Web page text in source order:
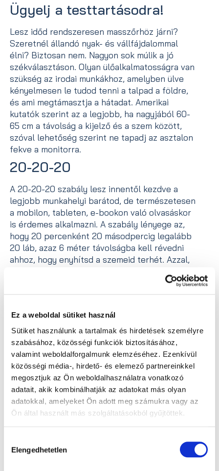
Ez a weboldal sütiket használ
Sütiket használunk a tartalmak és hirdetések személyre
szabásához, közösségi funkciók biztosításához,
valamint weboldalforgalmunk elemzéséhez. Ezenkívül
közösségi média-, hirdető- és elemező partnereinkkel
megosztjuk az Ön weboldalhasználatra vonatkozó
adatait, akik kombinálhatják az adatokat más olyan
adatokkal, amelyeket Ön adott meg számukra vagy az
Ön által használt más szolgáltatásokból gyűjtöttek.
kiválasztása
Elengedhetetlen
Ügyelj a testtartásodra!
Lesz időd rendszeresen masszőrhöz járni?
Szeretnél állandó nyak- és vállfájdalommal
élni? Biztosan nem. Nagyon sok múlik a jó
székválasztáson. Olyan ülőalkalmatosságra van
szükség az irodai munkákhoz, amelyben ülve
kényelmesen le tudod tenni a talpad a földre,
és ami megtámasztja a hátadat. Amerikai
kutatók szerint az a legjobb, ha nagyjából 60-
65 cm a távolság a kijelző és a szem között,
szóval lehetőség szerint ne tapadj az asztalon
fekve a monitorra.
20-20-20
A 20-20-20 szabály lesz innentől kezdve a
legjobb munkahelyi barátod, de természetesen
a mobilon, tableten, e-bookon való olvasáskor
is érdemes alkalmazni. A szabály lényege az,
hogy 20 percenként 20 másodpercig legalább
20 láb, azaz 6 méter távolságba kell révedni
ahhoz, hogy enyhítsd a szemeid terhét. Azzal,
csökkentheted a rövidlátás kialakulásának
esélyeit.
Optimalizáld a fényerőt!
Ha a kijelző fénye sokkal erősebb a környező
fényeknél, indokolatlanul kemény munkára
fogod a szemed. Hangold össze a kijelző és az
irodai lámpák fényerejét, és ha teheted,
válassz matt kijelzőt – a szemed meg fogja
köszönni.
Ha ezeket az intelmeket betartod, sokkal
kevésbé valószínű, hogy a CVS felüti nálad a